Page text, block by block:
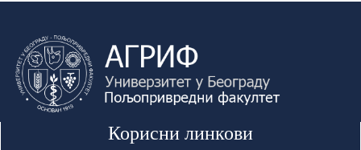
Корисни линкови